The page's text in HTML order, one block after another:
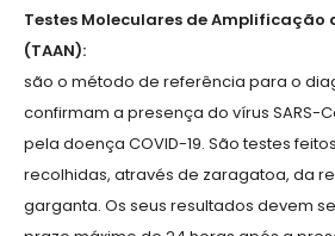
Testes Moleculares de Amplificação
(TAAN):
são o método de referência para o
confirmam a presença do vírus SARS-
pela doença COVID-19. São testes
recolhidas, através de zaragatoa, da
garganta. Os seus resultados devem